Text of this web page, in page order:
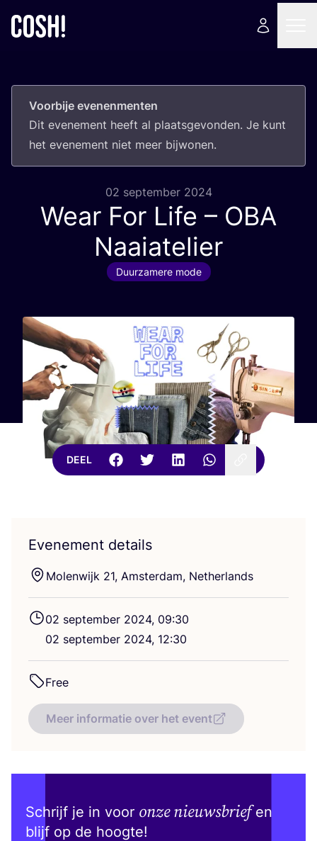
Voorbije evenenmenten
Dit eve­ne­ment heeft al plaats­ge­von­den. Je kunt
het eve­ne­ment niet meer bijwonen.
02 september 2024
Wear For Life – OBA
Naaiatelier
Duurzamere mode
DEEL
Evenement details
Molen­wijk 21, Amster­dam, Netherlands
02 sep­tem­ber 2024, 09:30
02 sep­tem­ber 2024, 12:30
Free
Meer informatie over het event
Schrijf je in voor onze nieuwsbriefen
blijf op de hoogte!